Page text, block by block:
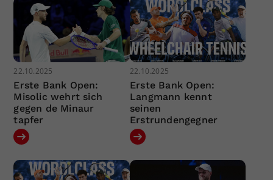
22.10.2025
Erste Bank Open:
Misolic wehrt sich
gegen de Minaur
tapfer
22.10.2025
Erste Bank Open:
Langmann kennt
seinen
Erstrundengegner